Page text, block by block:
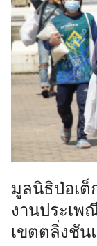
มูลนิธิป่อเต็
งานประเพ
เขตตลิ่งชัน